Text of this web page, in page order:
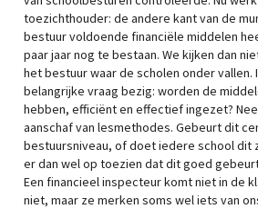
toezichthouder: de andere kant van de
bestuur voldoende financiële middelen
paar jaar nog te bestaan. We kijken dan
het bestuur waar de scholen onder vallen.
belangrijke vraag bezig: worden de
hebben, efficiënt en effectief ingezet?
aanschaf van lesmethodes. Gebeurt dit
bestuursniveau, of doet iedere school dit
er dan wel op toezien dat dit goed
Een financieel inspecteur komt niet in de
niet, maar ze merken soms wel iets van